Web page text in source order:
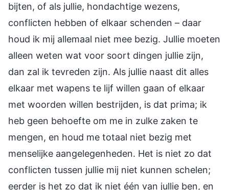
bijten, of als jullie, hondachtige wezens,
conflicten hebben of elkaar schenden – daar
houd ik mij allemaal niet mee bezig. Jullie moeten
alleen weten wat voor soort dingen jullie zijn,
dan zal ik tevreden zijn. Als jullie naast dit alles
elkaar met wapens te lijf willen gaan of elkaar
met woorden willen bestrijden, is dat prima; ik
heb geen behoefte om me in zulke zaken te
mengen, en houd me totaal niet bezig met
menselijke aangelegenheden. Het is niet zo dat
conflicten tussen jullie mij niet kunnen schelen;
eerder is het zo dat ik niet één van jullie ben, en